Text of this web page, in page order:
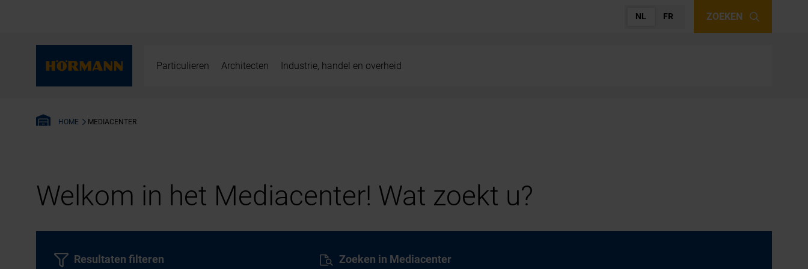
NL FR ZOEKEN
Particulieren Architecten Industrie, handel en overheid
HOME MEDIACENTER
Welkom in het Mediacenter! Wat zoekt u?
Zoeken in Mediacenter
Resultaten filteren